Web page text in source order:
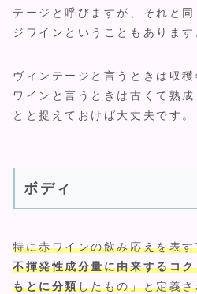
テージと呼びますが、それと
ジワインということもあります
ヴィンテージと言うときは収
ワインと言うときは古くて熟
とと捉えておけば大丈夫です。
ボディ
特に赤ワインの飲み応えを表
不揮発性成分量に由来するコ
もとに分類したもの」と定義